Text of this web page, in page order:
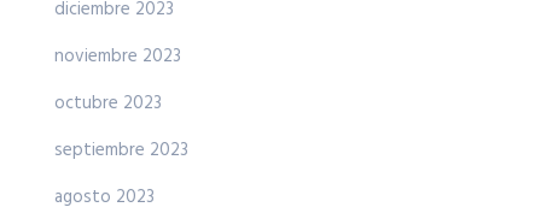
diciembre 2023
noviembre 2023
octubre 2023
septiembre 2023
agosto 2023